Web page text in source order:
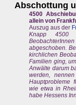
Abschottung
4500
allein von
Auszug aus der
Knapp 4500
abgeschoben.
kirchlichen
Familien ging,
Anwälte darum
werden,
Hauptprobleme
wie etwa in
habe Hessens